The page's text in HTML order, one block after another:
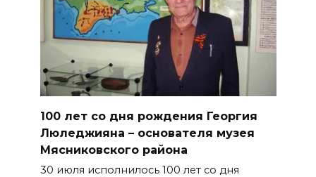
100 лет со дня рождения Георгия
Люледжияна – основателя музея
Мясниковского района
30 июля исполнилось 100 лет со дня